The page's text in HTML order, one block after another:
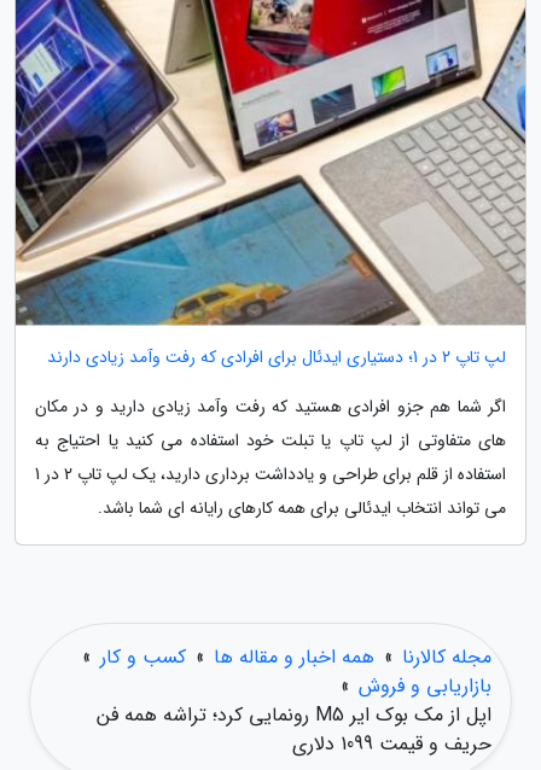
لپ تاپ 2 در 1؛ دستیاری ایدئال برای افرادی که رفت وآمد زیادی دارند
اگر شما هم جزو افرادی هستید که رفت وآمد زیادی دارید و در مکان
های متفاوتی از لپ تاپ یا تبلت خود استفاده می کنید یا احتیاج به
استفاده از قلم برای طراحی و یادداشت برداری دارید، یک لپ تاپ 2 در 1
می تواند انتخاب ایدئالی برای همه کارهای رایانه ای شما باشد.
مجله کالارنا » همه اخبار و مقاله ها » کسب و کار »
بازاریابی و فروش »
اپل از مک بوک ایر M5 رونمایی کرد؛ تراشه همه فن
حریف و قیمت 1099 دلاری